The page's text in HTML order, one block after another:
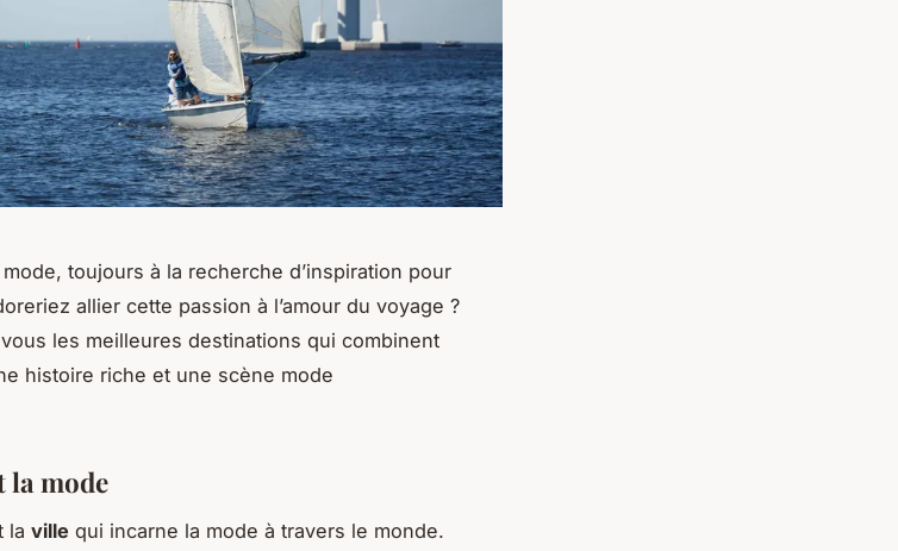
toujours à la recherche d’inspiration pour
allier cette passion à l’amour du voyage ?
les meilleures destinations qui combinent
histoire riche et une scène mode
la mode
la ville qui incarne la mode à travers le monde.